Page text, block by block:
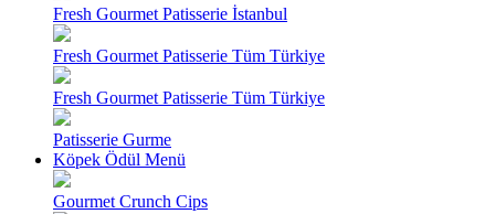
Fresh Gourmet Patisserie İstanbul
Fresh Gourmet Patisserie Tüm Türkiye
Fresh Gourmet Patisserie Tüm Türkiye
Patisserie Gurme
Köpek Ödül Menü
Gourmet Crunch Cips